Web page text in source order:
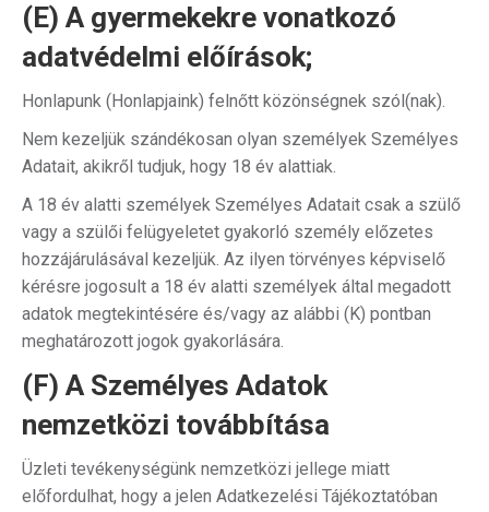
(E) A gyermekekre vonatkozó
adatvédelmi előírások;
Honlapunk (Honlapjaink) felnőtt közönségnek szól(nak).
Nem kezeljük szándékosan olyan személyek Személyes
Adatait, akikről tudjuk, hogy 18 év alattiak.
A 18 év alatti személyek Személyes Adatait csak a szülő
vagy a szülői felügyeletet gyakorló személy előzetes
hozzájárulásával kezeljük. Az ilyen törvényes képviselő
kérésre jogosult a 18 év alatti személyek által megadott
adatok megtekintésére és/vagy az alábbi (K) pontban
meghatározott jogok gyakorlására.
(F) A Személyes Adatok
nemzetközi továbbítása
Üzleti tevékenységünk nemzetközi jellege miatt
előfordulhat, hogy a jelen Adatkezelési Tájékoztatóban